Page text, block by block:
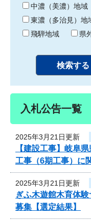
中濃（美濃）地域
東濃（多治見）地
飛騨地域
県
入札公告一覧
2025年3月21日更新
【建設工事】岐阜
工事（6期工事）に
2025年3月21日更新
ぎふ木遊館木育体
募集【選定結果】